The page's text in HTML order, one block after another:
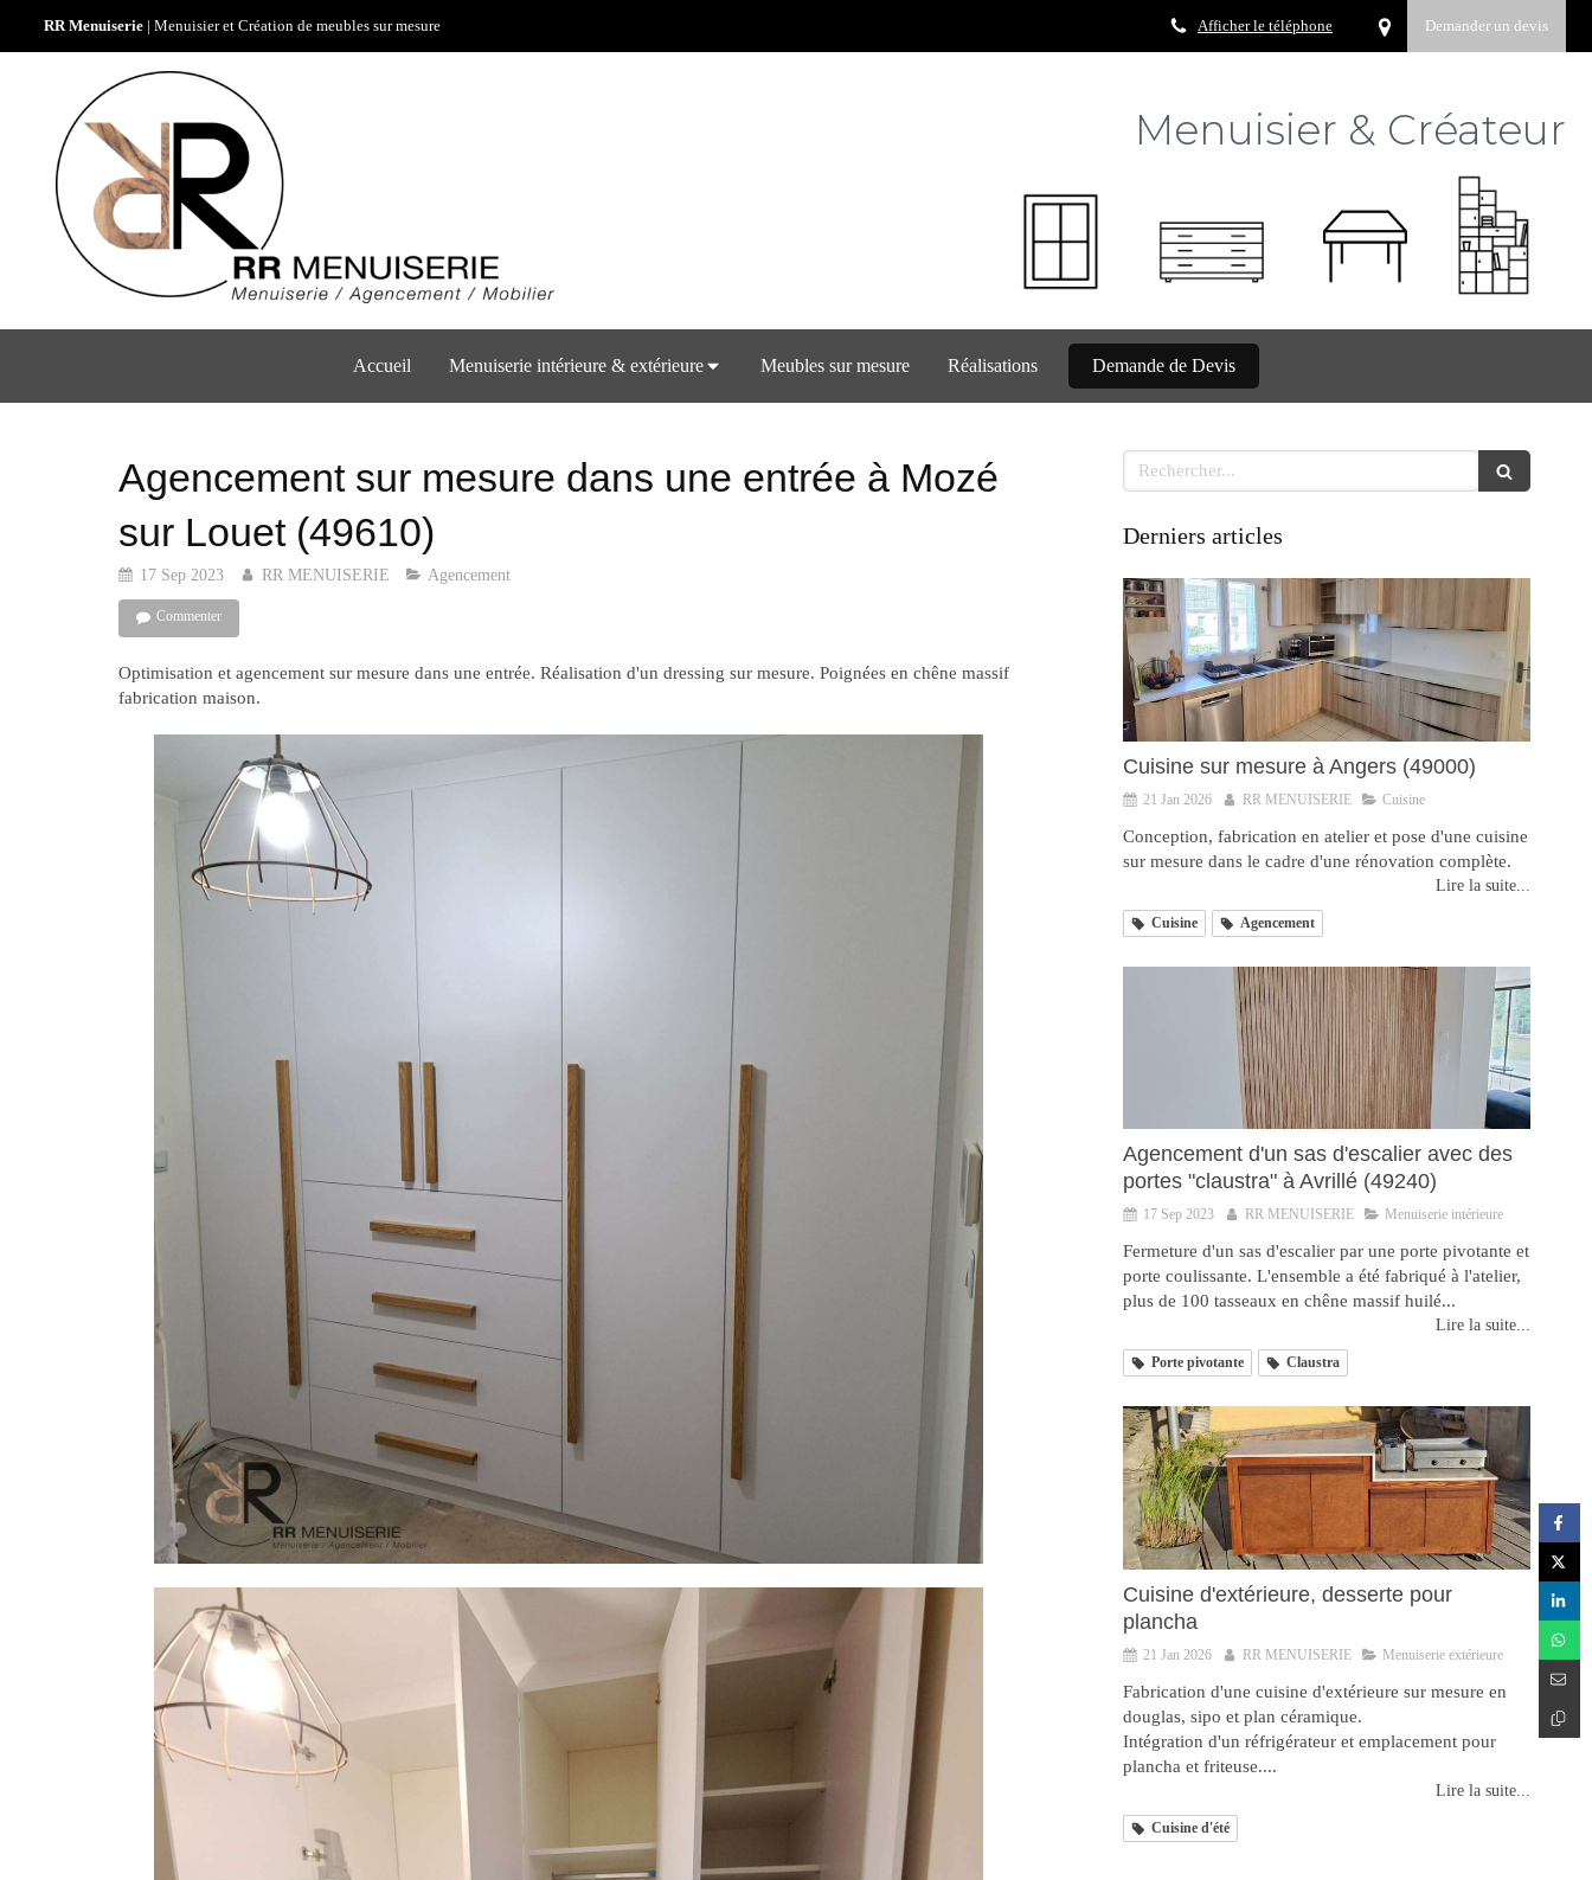
RR Menuiserie | Menuisier et Création de meubles sur mesure Demander un devis
Afficher le téléphone
Accueil Menuiserie intérieure & extérieure Meubles sur mesure Réalisations Demande de Devis
Menuisier & Créateur
Agencement sur mesure dans une entrée à Mozé
sur Louet (49610)
17 Sep 2023 RR MENUISERIE Agencement
Commenter
Optimisation et agencement sur mesure dans une entrée. Réalisation d'un dressing sur mesure. Poignées en chêne massif
fabrication maison.
Rechercher
Derniers articles
Cuisine sur mesure à Angers (49000)
21 Jan 2026 RR MENUISERIE Cuisine
Conception, fabrication en atelier et pose d'une cuisine
sur mesure dans le cadre d'une rénovation complète.
Lire la suite...
Cuisine Agencement
Agencement d'un sas d'escalier avec des
portes "claustra" à Avrillé (49240)
17 Sep 2023 RR MENUISERIE Menuiserie intérieure
Fermeture d'un sas d'escalier par une porte pivotante et
porte coulissante. L'ensemble a été fabriqué à l'atelier,
plus de 100 tasseaux en chêne massif huilé...
Lire la suite...
Porte pivotante Claustra
Cuisine d'extérieure, desserte pour
plancha
21 Jan 2026 RR MENUISERIE Menuiserie extérieure
Fabrication d'une cuisine d'extérieure sur mesure en
douglas, sipo et plan céramique.
Intégration d'un réfrigérateur et emplacement pour
plancha et friteuse....
Lire la suite...
Cuisine d'été